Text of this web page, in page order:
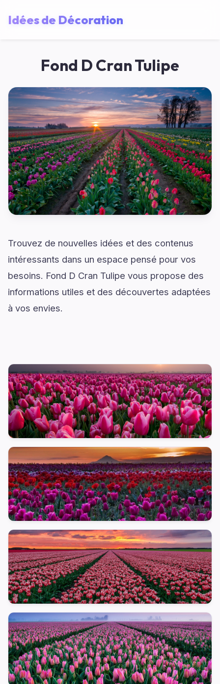
Idées de Décoration
Fond D Cran Tulipe
Trouvez de nouvelles idées et des contenus
intéressants dans un espace pensé pour vos
besoins. Fond D Cran Tulipe vous propose des
informations utiles et des découvertes adaptées
à vos envies.